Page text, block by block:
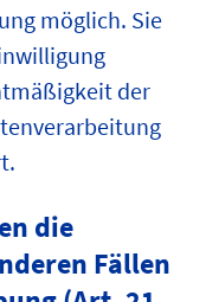
möglich. Sie
der
die
Fällen